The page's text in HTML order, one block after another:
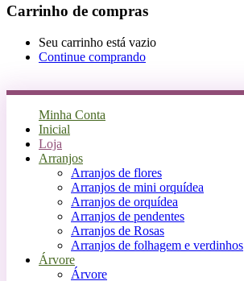
Carrinho de compras
Seu carrinho está vazio
Continue comprando
Minha Conta
Inicial
Loja
Arranjos
Arranjos de flores
Arranjos de mini orquídea
Arranjos de orquídea
Arranjos de pendentes
Arranjos de Rosas
Arranjos de folhagem e verdinhos
Árvore
Árvore